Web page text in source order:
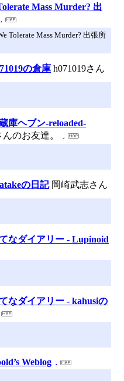
Mass Murder? 出
Tolerate Mass Murder? 出張所
の倉庫 h071019さん
庫ヘブン-reloaded-
んのお友達。
の日記 岡崎武志さん
なダイアリー - Lupinoid
なダイアリー - kahusiの
Weblog